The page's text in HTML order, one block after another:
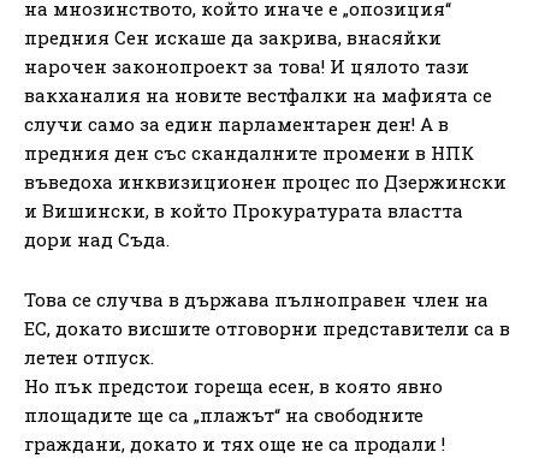
на мнозинството, който иначе е „опозиция“
предния Сен искаше да закрива, внасяйки
нарочен законопроект за това! И цялото тази
вакханалия на новите вестфалки на мафията се
случи само за един парламентарен ден! А в
предния ден със скандалните промени в НПК
въведоха инквизиционен процес по Дзержински
и Вишински, в който Прокуратурата властта
дори над Съда.
Това се случва в държава пълноправен член на
ЕС, докато висшите отговорни представители са в
летен отпуск.
Но пък предстои гореща есен, в която явно
площадите ще са „плажът“ на свободните
граждани, докато и тях още не са продали !